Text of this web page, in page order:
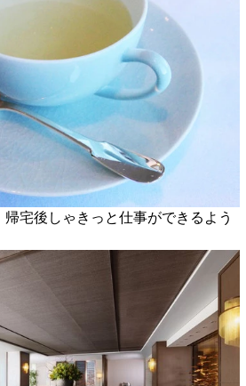
宅後しゃきっと仕事ができるよう